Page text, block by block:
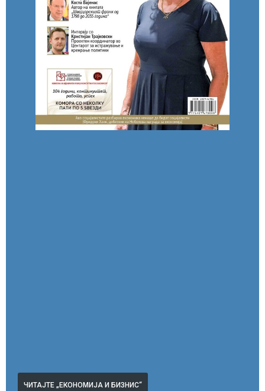
ЧИТАЈТЕ „ЕКОНОМИЈА И БИЗНИС“